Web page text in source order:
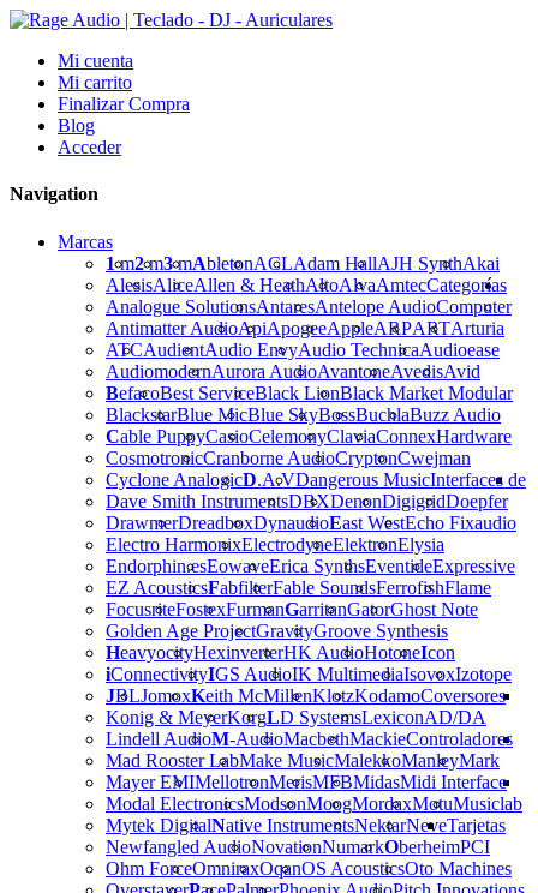
Mi cuenta
Mi carrito
Finalizar Compra
Blog
Acceder
Navigation
Marcas
1m2m3mAbletonACLAdam HallAJH SynthAkai
AlesisAliceAllen & HeathAltoAlvaAmtec
Analogue SolutionsAntaresAntelope Audio
Antimatter AudioApiApogeeAppleARPARTArturia
ATCAudientAudio EnvyAudio TechnicaAudioease
AudiomodernAurora AudioAvantoneAvedisAvid
BefacoBest ServiceBlack LionBlack Market Modular
BlackstarBlue MicBlue SkyBossBuchlaBuzz Audio
Cable PuppyCasioCelemonyClaviaConnex
CosmotronicCranborne AudioCryptonCwejman
Cyclone AnalogicD.A.VDangerous Music
Dave Smith InstrumentsDBXDenonDigigridDoepfer
DrawmerDreadboxDynaudioEast WestEcho Fix
Electro HarmonixElectrodyneElektronElysia
Endorphin.esEowaveErica SynthsEventideExpressive
EZ AcousticsFabfilterFable SoundsFerrofishFlame
FocusriteFostexFurmanGarritanGatorGhost Note
Golden Age ProjectGravityGroove Synthesis
HeavyocityHexinverterHK AudioHotoneIcon
iConnectivityIGS AudioIK MultimediaIsovoxIzotope
JBLJomoxKeith McMillenKlotzKodamo
Konig & MeyerKorgLD SystemsLexicon
Lindell AudioM-AudioMacbethMackie
Mad Rooster LabMake MusicMalekkoManleyMark
Mayer EMIMellotronMerisMFBMidas
Modal ElectronicsModsonMoogMordaxMotuMusiclab
Mytek DigitalNative InstrumentsNektarNeve
Newfangled AudioNovationNumarkOberheim
Ohm ForceOmniraxOqanOS AcousticsOto Machines
Categorías
Computer
Hardware
Interfaces de
audio
Coversores
AD/DA
Controladores
Midi Interface
Tarjetas
PCI